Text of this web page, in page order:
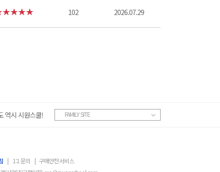
102 2026.07.29
역시 시원스쿨! FAMILY SITE
| 1:1 문의 | 구매안전 서비스